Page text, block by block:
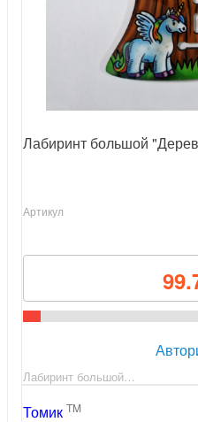
Лабиринт большой
Артикул
Лабиринт большой…
Томик TM